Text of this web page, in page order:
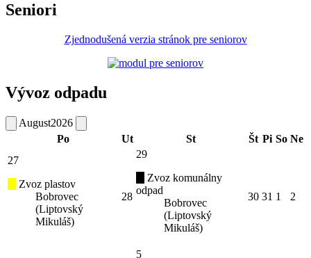
Seniori
Zjednodušená verzia stránok pre seniorov
Vývoz odpadu
August2026
Po
Ut St Št Pi So Ne
27
Zvoz plastov
Bobrovec
(Liptovský
Mikuláš)
28
29
Zvoz komunálny
odpad
Bobrovec
(Liptovský
Mikuláš)
30 31 1 2
5